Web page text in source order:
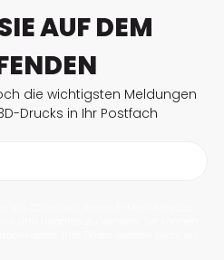
AUF DEM
die wichtigsten Meldungen
Drucks in Ihr Postfach